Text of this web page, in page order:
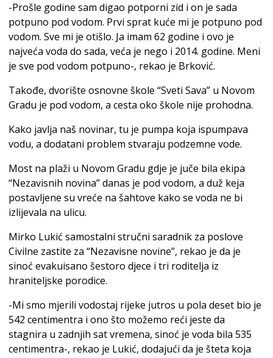
-Prošle godine sam digao potporni zid i on je sada
potpuno pod vodom. Prvi sprat kuće mi je potpuno pod
vodom. Sve mi je otišlo. Ja imam 62 godine i ovo je
najveća voda do sada, veća je nego i 2014. godine. Meni
je sve pod vodom potpuno-, rekao je Brković.
Takođe, dvorište osnovne škole “Sveti Sava” u Novom
Gradu je pod vodom, a cesta oko škole nije prohodna.
Kako javlja naš novinar, tu je pumpa koja ispumpava
vodu, a dodatani problem stvaraju podzemne vode.
Most na plaži u Novom Gradu gdje je juče bila ekipa
“Nezavisnih novina” danas je pod vodom, a duž keja
postavljene su vreće na šahtove kako se voda ne bi
izlijevala na ulicu.
Mirko Lukić samostalni stručni saradnik za poslove
Civilne zastite za “Nezavisne novine”, rekao je da je
sinoć evakuisano šestoro djece i tri roditelja iz
hraniteljske porodice.
-Mi smo mjerili vodostaj rijeke jutros u pola deset bio je
542 centimentra i ono što možemo reći jeste da
stagnira u zadnjih sat vremena, sinoć je voda bila 535
centimentra-, rekao je Lukić, dodajući da je šteta koja